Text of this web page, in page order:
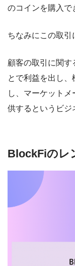
のコインを購入で
ちなみにこの取引
顧客の取引に関す
とで利益を出し
し、マーケット
供するというビジ
BlockFiのレ